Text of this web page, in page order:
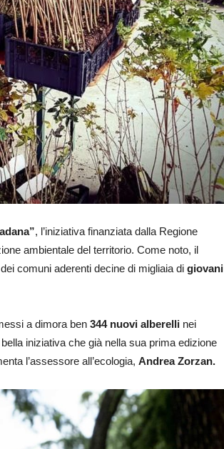
, l’iniziativa finanziata dalla Regione
ambientale del territorio. Come noto, il
comuni aderenti decine di migliaia di giovani
a dimora ben 344 nuovi alberelli nei
iniziativa che già nella sua prima edizione
l’assessore all’ecologia, Andrea Zorzan.